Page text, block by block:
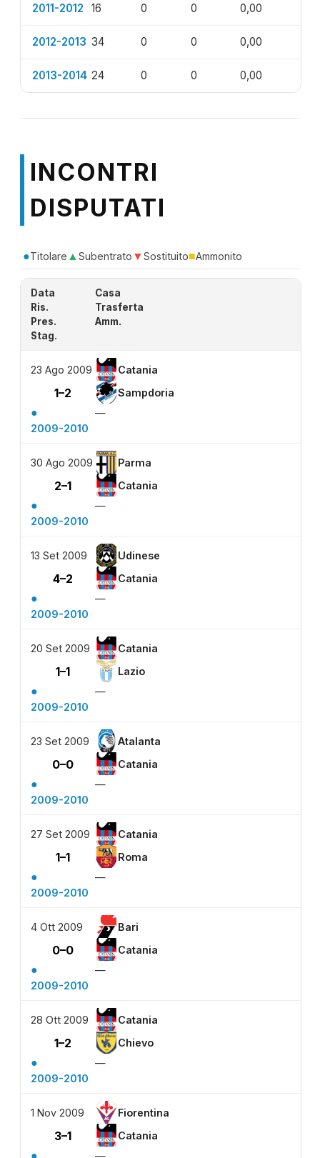
2011-2012 16 0 0 0,00
2012-2013 34 0 0 0,00
2013-2014 24 0 0 0,00
INCONTRI
DISPUTATI
●Titolare ▲Subentrato ▼Sostituito■Ammonito
Data
Casa
Ris.
Trasferta
Pres.
Amm.
Stag.
23 Ago 2009 Catania
1–2 Sampdoria
●
—
2009-2010
30 Ago 2009 Parma
2–1 Catania
●
—
2009-2010
13 Set 2009 Udinese
4–2 Catania
●
—
2009-2010
20 Set 2009 Catania
1–1 Lazio
●
—
2009-2010
23 Set 2009 Atalanta
0–0 Catania
●
—
2009-2010
27 Set 2009 Catania
1–1 Roma
●
—
2009-2010
4 Ott 2009 Bari
0–0 Catania
●
—
2009-2010
28 Ott 2009 Catania
1–2 Chievo
●
—
2009-2010
1 Nov 2009 Fiorentina
3–1 Catania
—